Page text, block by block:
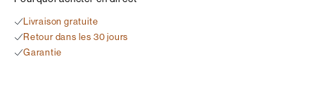
Livraison gratuite
Retour dans les 30 jours
Garantie